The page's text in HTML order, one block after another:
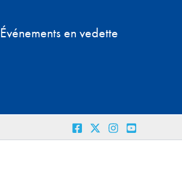
Événements en vedette